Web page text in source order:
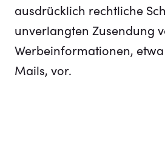
ausdrücklich rechtliche
unverlangten Zusendung
Werbeinformationen,
Mails, vor.